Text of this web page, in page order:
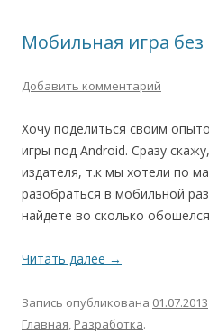
Мобильная игра без
Добавить комментарий
Хочу поделиться своим
игры под Android. Сразу
издателя, т.к мы хотели по
разобраться в мобильной
найдете во сколько
Читать далее →
Запись опубликована 01.07.2013
Главная, Разработка.